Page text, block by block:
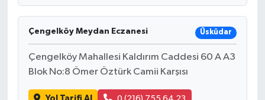
Çengelköy Meydan Eczanesi Üsküdar
Çengelköy Mahallesi Kaldırım Caddesi 60 A A3
Blok No:8 Ömer Öztürk Camii Karşısı